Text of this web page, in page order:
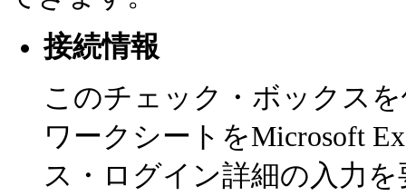
接続情報
このチェック・ボックス
ワークシートをMicrosoft
ス・ログイン詳細の入力